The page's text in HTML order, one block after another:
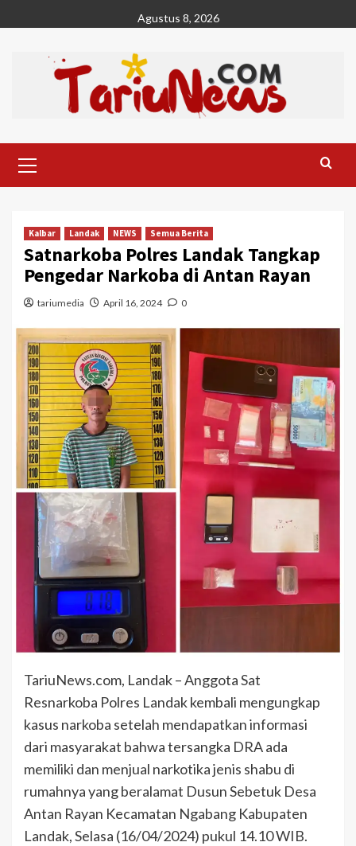
to
Agustus 8, 2026
Menu
Kalbar Landak NEWS Semua Berita
Satnarkoba Polres Landak Tangkap
Pengedar Narkoba di Antan Rayan
tariumedia April 16, 2024 0
TariuNews.com, Landak – Anggota Sat
Resnarkoba Polres Landak kembali mengungkap
kasus narkoba setelah mendapatkan informasi
dari masyarakat bahwa tersangka DRA ada
memiliki dan menjual narkotika jenis shabu di
rumahnya yang beralamat Dusun Sebetuk Desa
Antan Rayan Kecamatan Ngabang Kabupaten
Landak, Selasa (16/04/2024) pukul 14.10 WIB.